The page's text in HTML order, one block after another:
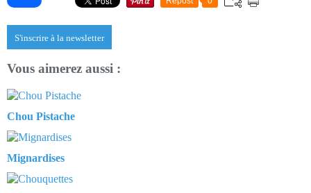
S'inscrire à la newsletter
Vous aimerez aussi :
Chou Pistache
Mignardises